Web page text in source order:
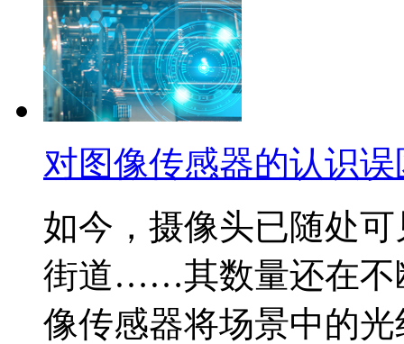
对图像传感器的认识
如今，摄像头已随处
街道……其数量还在不
像传感器将场景中的光